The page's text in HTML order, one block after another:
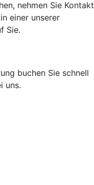
nehmen Sie Kontakt
einer unserer
Sie.
buchen Sie schnell
uns.